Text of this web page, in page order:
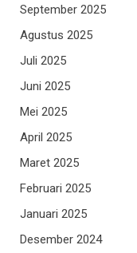
September 2025
Agustus 2025
Juli 2025
Juni 2025
Mei 2025
April 2025
Maret 2025
Februari 2025
Januari 2025
Desember 2024